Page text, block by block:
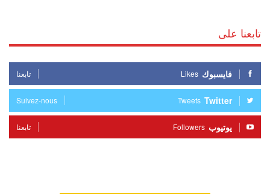
تابعنا على
فايسبوك Likes تابعنا
Twitter
Tweets
Suivez-nous
يوتيوب Followers تابعنا